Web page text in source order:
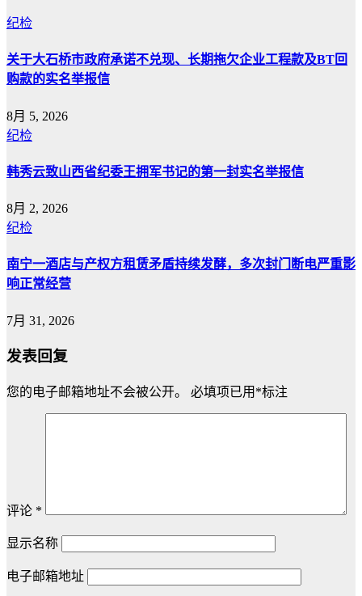
纪检
关于大石桥市政府承诺不兑现、长期拖欠企业工程款及BT回
购款的实名举报信
8月 5, 2026
纪检
韩秀云致山西省纪委王拥军书记的第一封实名举报信
8月 2, 2026
纪检
南宁一酒店与产权方租赁矛盾持续发酵，多次封门断电严重影
响正常经营
7月 31, 2026
发表回复
您的电子邮箱地址不会被公开。 必填项已用 *标注
评论 *
显示名称
电子邮箱地址